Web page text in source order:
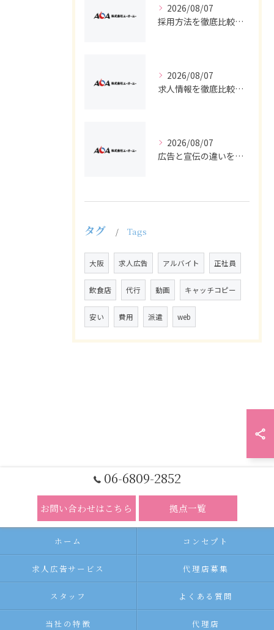
2026/08/07
採用方法を徹底比較求人広告でバイトと正社員の最適解を探る
2026/08/07
求人情報を徹底比較して正社員やバイトを効率よく見つける実践ガイド
2026/08/07
広告と宣伝の違いを押さえた採用求人戦略とバイト正社員獲得の実務ポイント
タグ Tags
大阪 求人広告 アルバイト 正社員
飲食店 代行 動画 キャッチコピー
安い 費用 派遣 web
06-6809-2852
お問い合わせはこちら 拠点一覧
ホーム コンセプト
求人広告サービス 代理店募集
スタッフ よくある質問
当社の特徴 代理店